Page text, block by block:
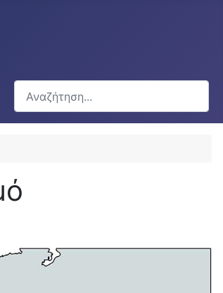
Αναζήτηση...